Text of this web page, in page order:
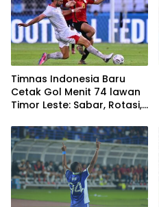
Timnas Indonesia Baru
Cetak Gol Menit 74 lawan
Timor Leste: Sabar, Rotasi,